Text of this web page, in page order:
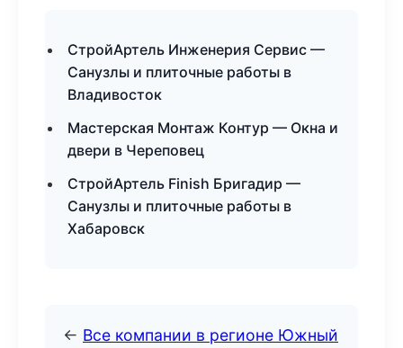
СтройАртель Инженерия Сервис —
Санузлы и плиточные работы в
Владивосток
Мастерская Монтаж Контур — Окна и
двери в Череповец
СтройАртель Finish Бригадир —
Санузлы и плиточные работы в
Хабаровск
← Все компании в регионе Южный